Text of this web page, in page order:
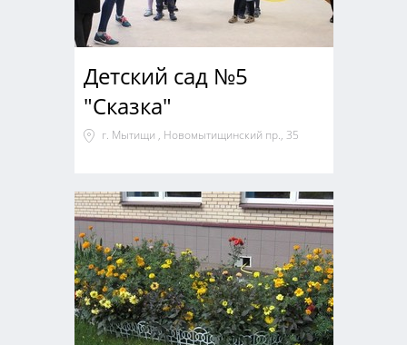
Детский сад №5
"Сказка"
г. Мытищи , Новомытищинский пр., 35